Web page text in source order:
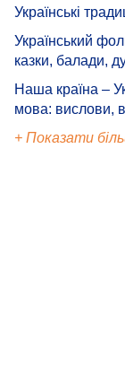
Українські
Український
казки, балади,
Наша країна –
мова: вислови,
+ Показати